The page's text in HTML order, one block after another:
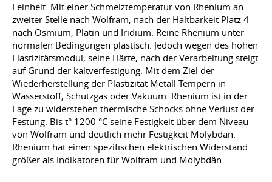
Feinheit. Mit einer Schmelztemperatur von Rhenium an
zweiter Stelle nach Wolfram, nach der Haltbarkeit Platz 4
nach Osmium, Platin und Iridium. Reine Rhenium unter
normalen Bedingungen plastisch. Jedoch wegen des hohen
Elastizitätsmodul, seine Härte, nach der Verarbeitung steigt
auf Grund der kaltverfestigung. Mit dem Ziel der
Wiederherstellung der Plastizität Metall Tempern in
Wasserstoff, Schutzgas oder Vakuum. Rhenium ist in der
Lage zu widerstehen thermische Schocks ohne Verlust der
Festung. Bis t° 1200 °C seine Festigkeit über dem Niveau
von Wolfram und deutlich mehr Festigkeit Molybdän.
Rhenium hat einen spezifischen elektrischen Widerstand
größer als Indikatoren für Wolfram und Molybdän.